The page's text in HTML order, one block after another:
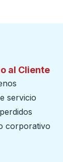
al Cliente
servicio
corporativo